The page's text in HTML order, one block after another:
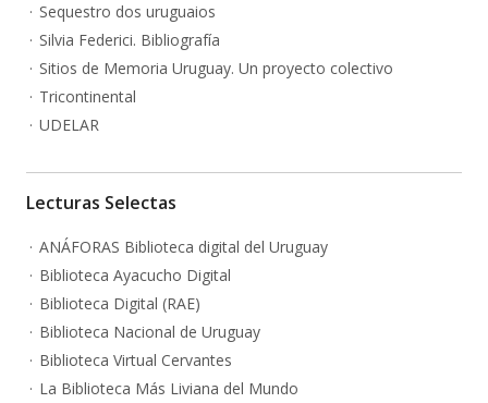
Sequestro dos uruguaios
Silvia Federici. Bibliografía
Sitios de Memoria Uruguay. Un proyecto colectivo
Tricontinental
UDELAR
Lecturas Selectas
ANÁFORAS Biblioteca digital del Uruguay
Biblioteca Ayacucho Digital
Biblioteca Digital (RAE)
Biblioteca Nacional de Uruguay
Biblioteca Virtual Cervantes
La Biblioteca Más Liviana del Mundo